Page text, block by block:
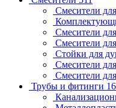
Смесители
Смесители
Смесители
Стойки для
Смесители
Смесители
Трубы и фитинги